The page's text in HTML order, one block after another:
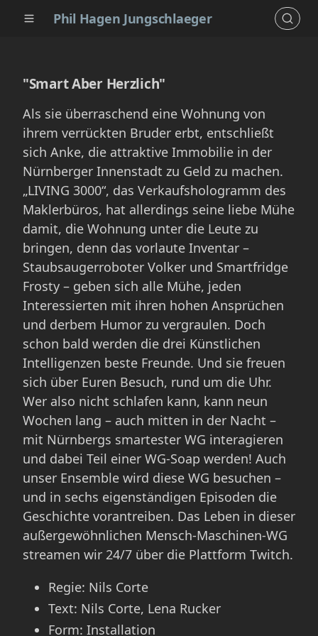
Phil Hagen Jungschlaeger
"Smart Aber Herzlich"
Als sie überraschend eine Wohnung von
ihrem verrückten Bruder erbt, entschließt
sich Anke, die attraktive Immobilie in der
Nürnberger Innenstadt zu Geld zu machen.
„LIVING 3000“, das Verkaufshologramm des
Maklerbüros, hat allerdings seine liebe Mühe
damit, die Wohnung unter die Leute zu
bringen, denn das vorlaute Inventar –
Staubsaugerroboter Volker und Smartfridge
Frosty – geben sich alle Mühe, jeden
Interessierten mit ihren hohen Ansprüchen
und derbem Humor zu vergraulen. Doch
schon bald werden die drei Künstlichen
Intelligenzen beste Freunde. Und sie freuen
sich über Euren Besuch, rund um die Uhr.
Wer also nicht schlafen kann, kann neun
Wochen lang – auch mitten in der Nacht –
mit Nürnbergs smartester WG interagieren
und dabei Teil einer WG-Soap werden! Auch
unser Ensemble wird diese WG besuchen –
und in sechs eigenständigen Episoden die
Geschichte vorantreiben. Das Leben in dieser
außergewöhnlichen Mensch-Maschinen-WG
streamen wir 24/7 über die Plattform Twitch.
Regie: Nils Corte
Text: Nils Corte, Lena Rucker
Form: Installation